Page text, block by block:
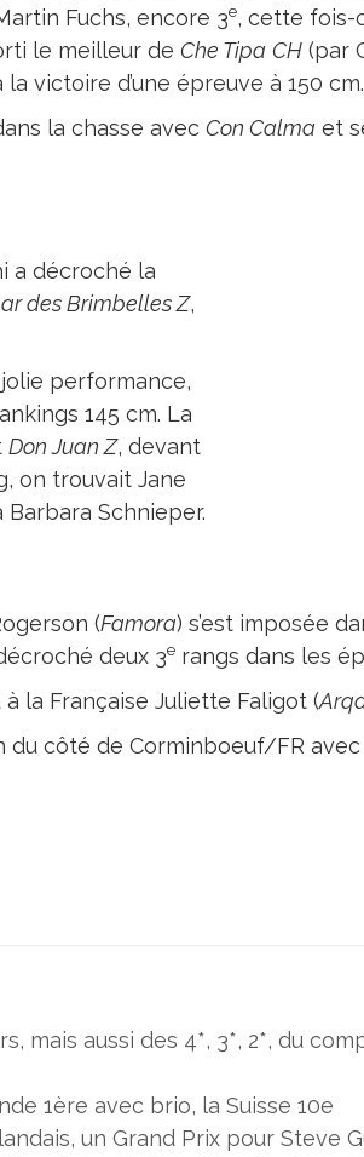
Fuchs, encore 3e, cette fois-
le meilleur de Che Tipa CH(par
la victoire d’une épreuve à 150 cm.
la chasse avec Con Calmaet
a décroché la
des Brimbelles Z,
performance,
145 cm. La
Don Juan Z, devant
on trouvait Jane
Schnieper.
(Famora) s’est imposée
deux 3erangs dans les
la Française Juliette Faligot (
du côté de Corminboeuf/FR
mais aussi des 4*, 3*, 2*, du
1ère avec brio, la Suisse 10e
un Grand Prix pour Steve